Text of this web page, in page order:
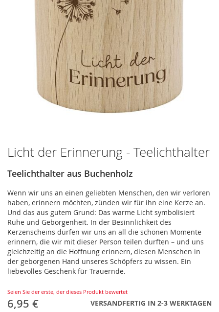
Licht der Erinnerung - Teelichthalter
Teelichthalter aus Buchenholz
Wenn wir uns an einen geliebten Menschen, den wir verloren
haben, erinnern möchten, zünden wir für ihn eine Kerze an.
Und das aus gutem Grund: Das warme Licht symbolisiert
Ruhe und Geborgenheit. In der Besinnlichkeit des
Kerzenscheins dürfen wir uns an all die schönen Momente
erinnern, die wir mit dieser Person teilen durften – und uns
gleichzeitig an die Hoffnung erinnern, diesen Menschen in
der geborgenen Hand unseres Schöpfers zu wissen. Ein
liebevolles Geschenk für Trauernde.
Seien Sie der erste, der dieses Produkt bewertet
6,95 € VERSANDFERTIG IN 2-3 WERKTAGEN
Zum
Anfang
der
Bildergalerie
springen